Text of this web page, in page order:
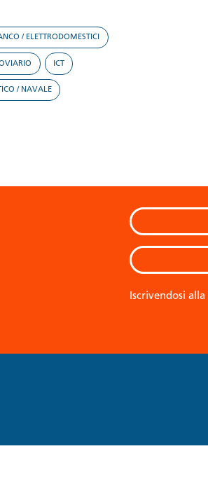
/ ELETTRODOMESTICI
ICT
/ NAVALE
Iscrivendosi